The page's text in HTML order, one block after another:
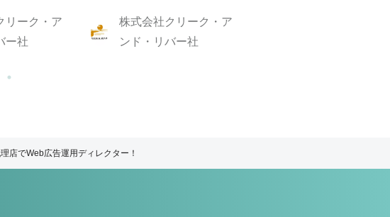
リーク・ア
ー社
株式会社クリーク・ア
ンド・リバー社
店でWeb広告運用ディレクター！